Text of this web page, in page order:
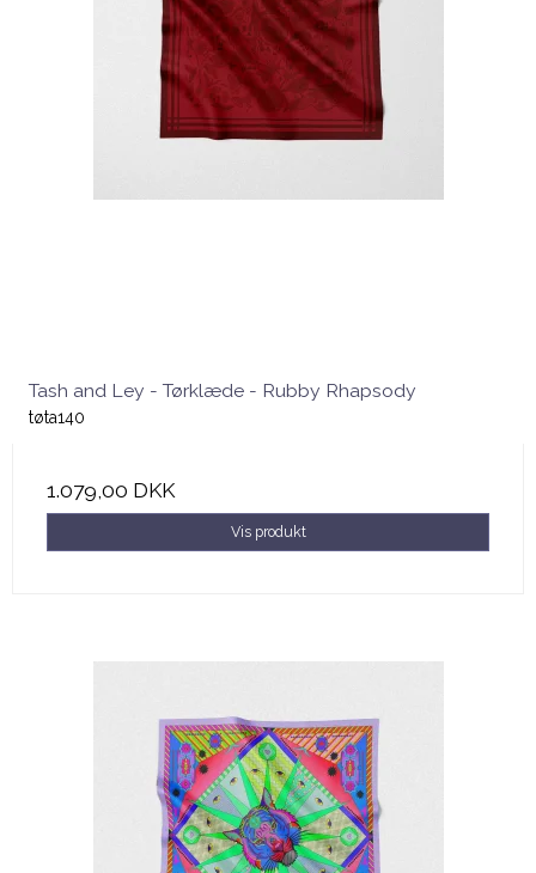
Tash and Ley - Tørklæde - Rubby Rhapsody
tøta140
1.079,00 DKK
Vis produkt